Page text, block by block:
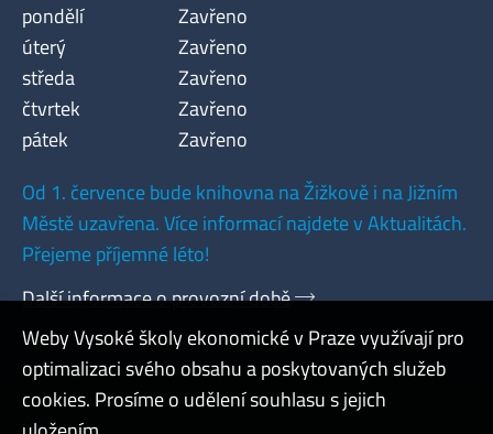
pondělí
Zavřeno
úterý
Zavřeno
středa
Zavřeno
čtvrtek
Zavřeno
pátek
Zavřeno
Od 1. července bude knihovna na Žižkově i na Jižním
Městě uzavřena. Více informací najdete v Aktualitách.
Přejeme příjemné léto!
Další informace o provozní době
Admin
Weby Vysoké školy ekonomické v Praze využívají pro
optimalizaci svého obsahu a poskytovaných služeb
cookies. Prosíme o udělení souhlasu s jejich